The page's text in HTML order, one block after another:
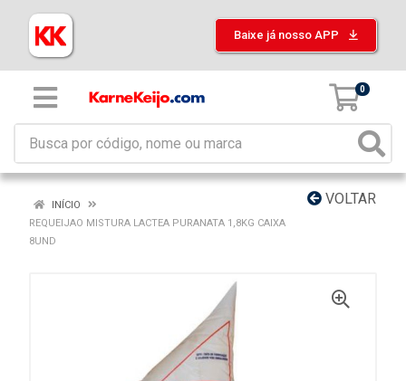
Baixe já nosso APP
0
VOLTAR
INÍCIO
REQUEIJAO MISTURA LACTEA PURANATA 1,8KG CAIXA
8UND